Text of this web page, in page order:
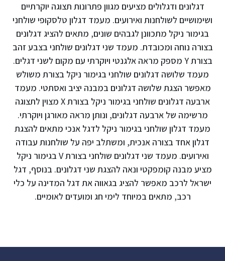
דגלונים ודגלולים מציעים מגוון פתרונות תצוגה יוקרתיים
ושימושיים לשולחנות ואירועים. מעמד דגלון טלסקופי שולחני
בגימור ניקל מתכוונן לגבהים שונים, מתאים להציג דגלונים
בצורה נוחה ומכובדת. מעמד שני דגלונים שולחני בצבע זהב
בצורת Y מספק מראה אלגנטי ויוקרתי עם מקום לשני דגלים.
מעמד שלושה דגלונים שולחני בגימור ניקל בצורת משולש
מאפשר הצגת שלושה דגלונים במבנה יציב ואסתטי. מעמד
ארבעה דגלונים שולחני בגימור ניקל בצורת X מצוין לתצוגה
מרשימה של ארבעה דגלונים, ונותן מראה מאורגן ויוקרתי.
מעמד דגלון שולחני בגימור ניקל לדגל אנכי מתאים להצגת
דגלון אחד בצורה אנכית, ומשתלב יפה על שולחנות עבודה
ואירועים. מעמד שני דגלונים שולחני בצורת V בגימור ניקל
מציע מבנה קומפקטי ונאה להצגת שני דגלונים. בנוסף, דגל
ישראל לרכב מאפשר להציג בגאווה את דגל המדינה על כלי
רכב, מתאים במיוחד לימי חג ומועדים לאומיים.